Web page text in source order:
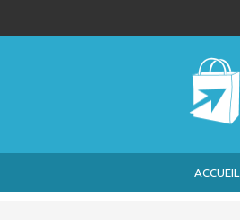
ACCUEIL